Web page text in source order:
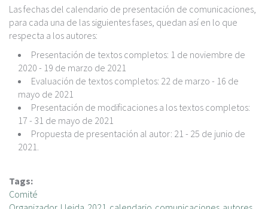
Las fechas del calendario de presentación de comunicaciones,
para cada una de las siguientes fases, quedan así en lo que
respecta a los autores:
Presentación de textos completos: 1 de noviembre de
2020 - 19 de marzo de 2021
Evaluación de textos completos: 22 de marzo - 16 de
mayo de 2021
Presentación de modificaciones a los textos completos:
17 - 31 de mayo de 2021
Propuesta de presentación al autor: 21 - 25 de junio de
2021.
Tags:
Comité